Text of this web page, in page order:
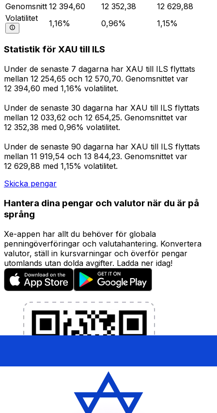
Genomsnitt 12 394,60 12 352,38
12 629,88
Volatilitet
1,16% 0,96% 1,15%
Statistik för XAU till ILS
Under de senaste 7 dagarna har XAU till ILS flyttats
mellan 12 254,65 och 12 570,70. Genomsnittet var
12 394,60 med 1,16% volatilitet.
Under de senaste 30 dagarna har XAU till ILS flyttats
mellan 12 033,62 och 12 654,25. Genomsnittet var
12 352,38 med 0,96% volatilitet.
Under de senaste 90 dagarna har XAU till ILS flyttats
mellan 11 919,54 och 13 844,23. Genomsnittet var
12 629,88 med 1,15% volatilitet.
Skicka pengar
Hantera dina pengar och valutor när du är på
språng
Xe-appen har allt du behöver för globala
penningöverföringar och valutahantering. Konvertera
valutor, ställ in kursvarningar och överför pengar
utomlands utan dolda avgifter. Ladda ner idag!